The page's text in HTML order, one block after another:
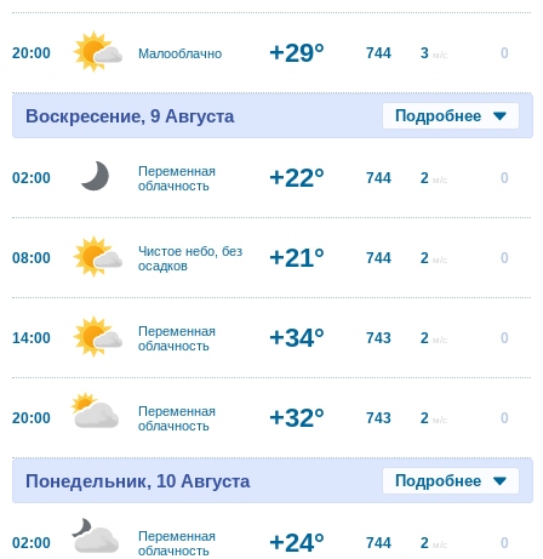
20:00 Малооблачно +29° 744 3 м/с 0
Воскресение, 9 Августа Подробнее
02:00
Переменная
облачность
+22° 744 2 м/с 0
08:00
Чистое небо, без
осадков
+21° 744 2 м/с 0
14:00
Переменная
облачность
+34° 743 2 м/с 0
20:00
Переменная
облачность
+32° 743 2 м/с 0
Понедельник, 10 Августа Подробнее
02:00
Переменная
облачность
+24° 744 2 м/с 0